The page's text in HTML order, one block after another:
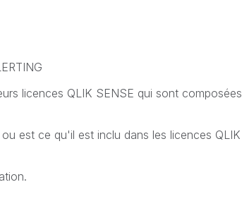
licences QLIK SENSE qui sont composées
est ce qu'il est inclu dans les licences QLIK